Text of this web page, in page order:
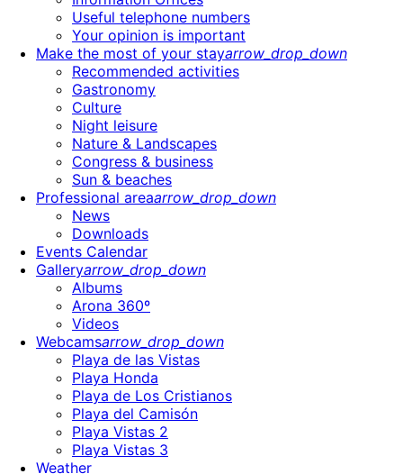
Useful telephone numbers
Your opinion is important
Make the most of your stayarrow_drop_down
Recommended activities
Gastronomy
Culture
Night leisure
Nature & Landscapes
Congress & business
Sun & beaches
Professional areaarrow_drop_down
News
Downloads
Events Calendar
Galleryarrow_drop_down
Albums
Arona 360º
Videos
Webcamsarrow_drop_down
Playa de las Vistas
Playa Honda
Playa de Los Cristianos
Playa del Camisón
Playa Vistas 2
Playa Vistas 3
Weather